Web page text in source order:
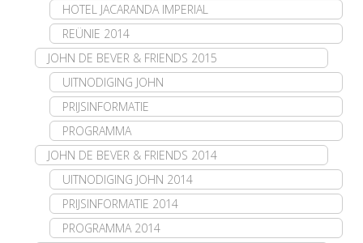
HOTEL JACARANDA IMPERIAL
REÜNIE 2014
JOHN DE BEVER & FRIENDS 2015
UITNODIGING JOHN
PRIJSINFORMATIE
PROGRAMMA
JOHN DE BEVER & FRIENDS 2014
UITNODIGING JOHN 2014
PRIJSINFORMATIE 2014
PROGRAMMA 2014